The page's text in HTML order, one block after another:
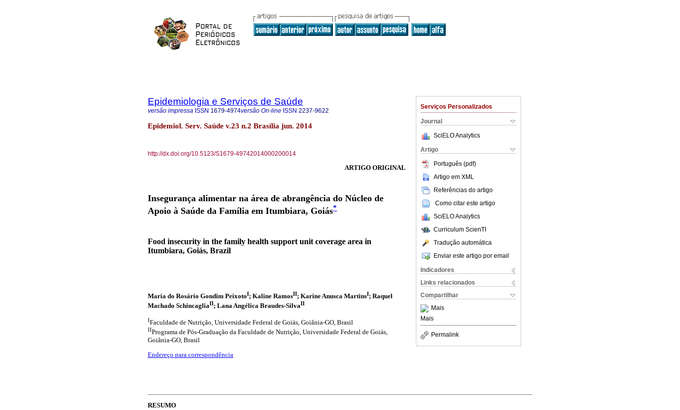
Serviços Personalizados
Journal
SciELO Analytics
Artigo
Português (pdf)
Artigo em XML
Referências do artigo
Como citar este artigo
SciELO Analytics
Curriculum ScienTI
Tradução automática
Enviar este artigo por email
Indicadores
Links relacionados
Compartilhar
Mais
Mais
Permalink
Epidemiologia e Serviços de Saúde
versão impressa ISSN 1679-4974versão On-line ISSN 2237-9622
Epidemiol. Serv. Saúde v.23 n.2 Brasília jun. 2014
http://dx.doi.org/10.5123/S1679-49742014000200014
ARTIGO ORIGINAL
Insegurança alimentar na área de abrangência do Núcleo de
Apoio à Saúde da Família em Itumbiara, Goiás*
Food insecurity in the family health support unit coverage area in
Itumbiara, Goiás, Brazil
Maria do Rosário Gondim PeixotoI; Kaline RamosII; Karine Anusca MartinsI; Raquel
Machado SchincagliaII; Lana Angélica Braudes-SilvaII
IFaculdade de Nutrição, Universidade Federal de Goiás, Goiânia-GO, Brasil
IIPrograma de Pós-Graduação da Faculdade de Nutrição, Universidade Federal de Goiás,
Goiânia-GO, Brasil
Endereço para correspondência
RESUMO